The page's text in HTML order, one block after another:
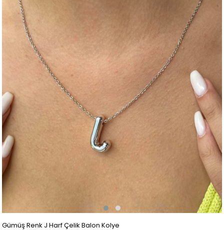
Gümüş Renk J Harf Çelik Balon Kolye